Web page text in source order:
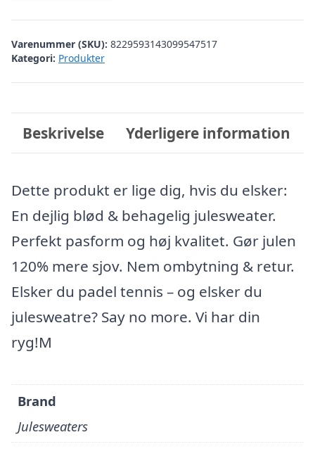
Varenummer (SKU): 8229593143099547517
Kategori: Produkter
Beskrivelse Yderligere information
Dette produkt er lige dig, hvis du elsker:
En dejlig blød & behagelig julesweater.
Perfekt pasform og høj kvalitet. Gør julen
120% mere sjov. Nem ombytning & retur.
Elsker du padel tennis – og elsker du
julesweatre? Say no more. Vi har din
ryg!M
Brand
Julesweaters